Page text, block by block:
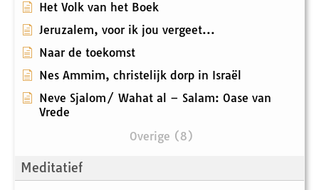
Het Volk van het Boek
Jeruzalem, voor ik jou vergeet...
Naar de toekomst
Nes Ammim, christelijk dorp in Israël
Neve Sjalom/ Wahat al – Salam: Oase van
Vrede
Overige (8)
Meditatief